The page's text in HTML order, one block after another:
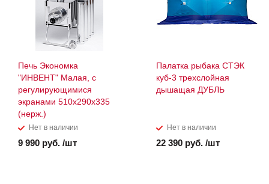
Печь Экономка
"ИНВЕНТ" Малая, с
регулирующимися
экранами 510х290х335
(нерж.)
Нет в наличии
9 990 руб. /шт
Палатка рыбака СТЭК
куб-3 трехслойная
дышащая ДУБЛЬ
Нет в наличии
22 390 руб. /шт